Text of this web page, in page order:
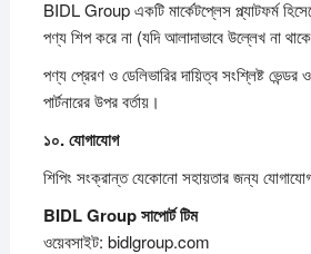
BIDL Group একটি মার্কেটপ্লেস প্ল্যাটফর্ম
পণ্য শিপ করে না (যদি আলাদাভাবে উল্লেখ না
পণ্য প্রেরণ ও ডেলিভারির দায়িত্ব সংশ্লিষ্ট ভেন্ডর
পার্টনারের উপর বর্তায়।
১০.যোগাযোগ
শিপিং সংক্রান্ত যেকোনো সহায়তার জন্য
BIDL Groupসাপোর্টটিম
ওয়েবসাইট: bidlgroup.com